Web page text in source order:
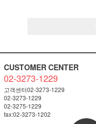
CUSTOMER CENTER
02-3273-1229
고객센터02-3273-1229
02-3273-1229
02-3275-1229
fax:02-3273-1202